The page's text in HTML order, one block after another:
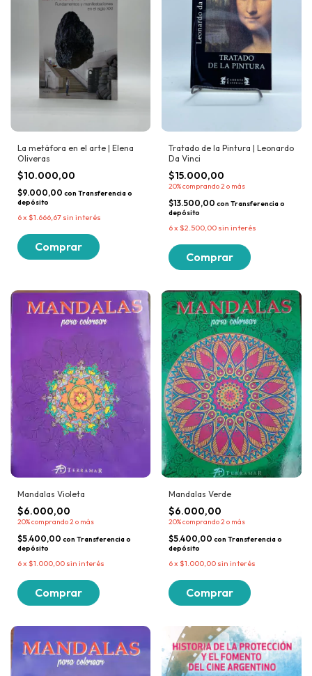
La metáfora en el arte | Elena
Oliveras
$10.000,00
$9.000,00 con Transferencia o
depósito
6x $1.666,67 sin interés
Tratado de la Pintura | Leonardo
Da Vinci
$15.000,00
20%comprando 2 o más
$13.500,00 con Transferencia o
depósito
6x $2.500,00 sin interés
Mandalas Violeta
$6.000,00
20%comprando 2 o más
$5.400,00 con Transferencia o
depósito
6x $1.000,00 sin interés
Mandalas Verde
$6.000,00
20%comprando 2 o más
$5.400,00 con Transferencia o
depósito
6x $1.000,00 sin interés